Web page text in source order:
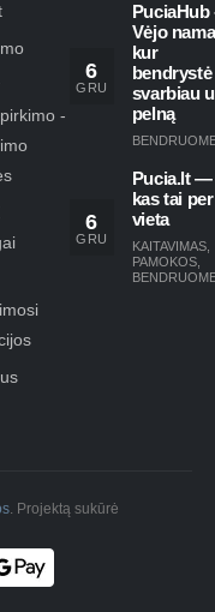
-
6
GRU
PuciaHub
Vėjo
kur
bendrystė
svarbiau
pelną
6
GRU
Pucia.lt —
kas tai per
vieta
KAITAVIMAS
PAMOKOS
. Projektą sukūrė